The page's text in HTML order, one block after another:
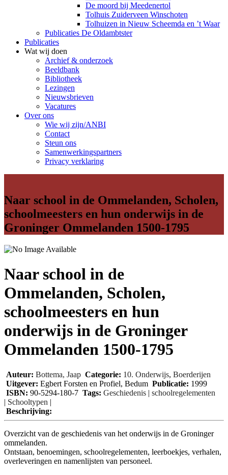
De moord bij Meedenertol
Tolhuis Zuiderveen Winschoten
Tolhuizen in Nieuw Scheemda en ’t Waar
Publicaties De Oldambtster
Publicaties
Wat wij doen
Archief & onderzoek
Beeldbank
Bibliotheek
Lezingen
Nieuwsbrieven
Vacatures
Over ons
Wie wij zijn/ANBI
Contact
Steun ons
Samenwerkingspartners
Privacy verklaring
Naar school in de Ommelanden, Scholen,
schoolmeesters en hun onderwijs in de
Groninger Ommelanden 1500-1795
Naar school in de
Ommelanden, Scholen,
schoolmeesters en hun
onderwijs in de Groninger
Ommelanden 1500-1795
Auteur: Bottema, Jaap Categorie: 10. Onderwijs, Boerderijen
Uitgever: Egbert Forsten en Profiel, Bedum Publicatie: 1999
ISBN: 90-5294-180-7 Tags: Geschiedenis | schoolregelementen
| Schooltypen |
Beschrijving:
Overzicht van de geschiedenis van het onderwijs in de Groninger
ommelanden.
Ontstaan, benoemingen, schoolregelementen, leerboekjes, verhalen,
overleveringen en namenlijsten van personeel.